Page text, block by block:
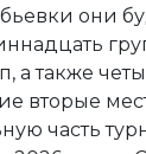
они
а также
вторые
часть